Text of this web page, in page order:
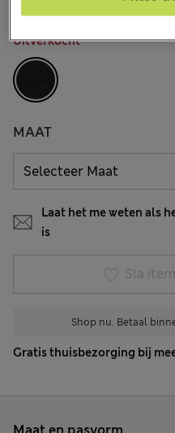
KLEUR: Zwart Mix
Uitverkocht
MAAT
Laat het me weten als
is
Sla
Shop nu. Betaal
Gratis thuisbezorging bij